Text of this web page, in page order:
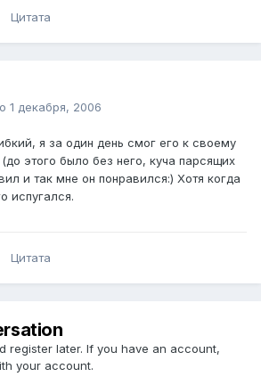
Цитата
1 декабря, 2006
я за один день смог его к своему
этого было без него, куча парсящих
и так мне он понравился:) Хотя когда
испугался.
Цитата
register later. If you have an account,
your account.